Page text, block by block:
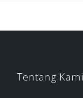
Tentang Kami